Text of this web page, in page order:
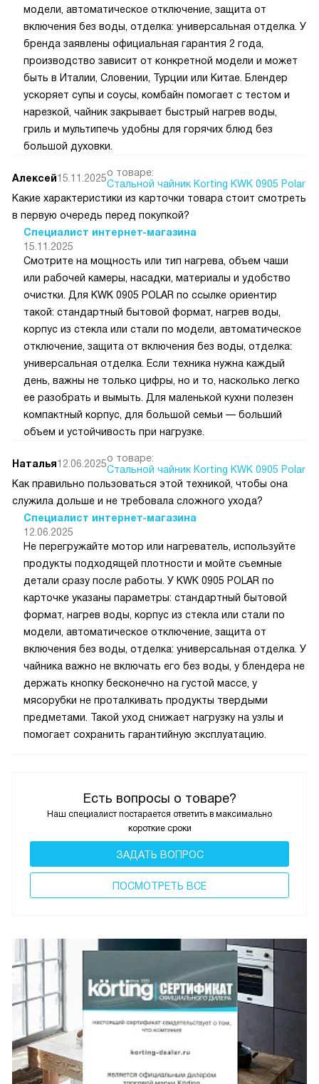
Есть вопросы о товаре?
Наш специалист постарается ответить в максимально
короткие сроки
ЗАДАТЬ ВОПРОС
ПОCМОТРЕТЬ ВСЕ
модели, автоматическое отключение, защита от
включения без воды, отделка: универсальная отделка. У
бренда заявлены официальная гарантия 2 года,
производство зависит от конкретной модели и может
быть в Италии, Словении, Турции или Китае. Блендер
ускоряет супы и соусы, комбайн помогает с тестом и
нарезкой, чайник закрывает быстрый нагрев воды,
гриль и мультипечь удобны для горячих блюд без
большой духовки.
Алексей15.11.2025о товаре:
Стальной чайник Korting KWK 0905 Polar
Какие характеристики из карточки товара стоит смотреть
в первую очередь перед покупкой?
Специалист интернет-магазина
15.11.2025
Смотрите на мощность или тип нагрева, объем чаши
или рабочей камеры, насадки, материалы и удобство
очистки. Для KWK 0905 POLAR по ссылке ориентир
такой: стандартный бытовой формат, нагрев воды,
корпус из стекла или стали по модели, автоматическое
отключение, защита от включения без воды, отделка:
универсальная отделка. Если техника нужна каждый
день, важны не только цифры, но и то, насколько легко
ее разобрать и вымыть. Для маленькой кухни полезен
компактный корпус, для большой семьи — больший
объем и устойчивость при нагрузке.
Наталья12.06.2025о товаре:
Стальной чайник Korting KWK 0905 Polar
Как правильно пользоваться этой техникой, чтобы она
служила дольше и не требовала сложного ухода?
Специалист интернет-магазина
12.06.2025
Не перегружайте мотор или нагреватель, используйте
продукты подходящей плотности и мойте съемные
детали сразу после работы. У KWK 0905 POLAR по
карточке указаны параметры: стандартный бытовой
формат, нагрев воды, корпус из стекла или стали по
модели, автоматическое отключение, защита от
включения без воды, отделка: универсальная отделка. У
чайника важно не включать его без воды, у блендера не
держать кнопку бесконечно на густой массе, у
мясорубки не проталкивать продукты твердыми
предметами. Такой уход снижает нагрузку на узлы и
помогает сохранить гарантийную эксплуатацию.